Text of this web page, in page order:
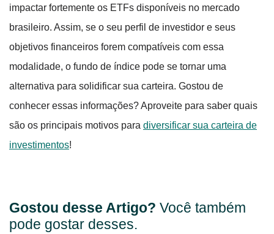
impactar fortemente os ETFs disponíveis no mercado
brasileiro. Assim, se o seu perfil de investidor e seus
objetivos financeiros forem compatíveis com essa
modalidade, o fundo de índice pode se tornar uma
alternativa para solidificar sua carteira. Gostou de
conhecer essas informações? Aproveite para saber quais
são os principais motivos para diversificar sua carteira de
investimentos!
Gostou desse Artigo? Você também
pode gostar desses.